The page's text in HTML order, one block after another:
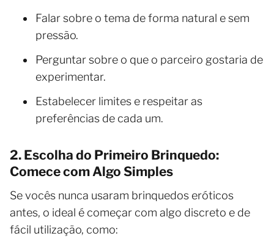
Falar sobre o tema de forma natural e sem
pressão.
Perguntar sobre o que o parceiro gostaria de
experimentar.
Estabelecer limites e respeitar as
preferências de cada um.
2. Escolha do Primeiro Brinquedo:
Comece com Algo Simples
Se vocês nunca usaram brinquedos eróticos
antes, o ideal é começar com algo discreto e de
fácil utilização, como: